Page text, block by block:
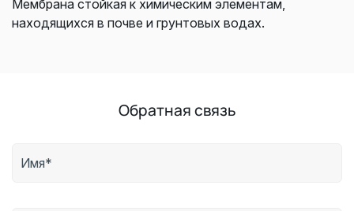
Мембрана стойкая к химическим элементам,
находящихся в почве и грунтовых водах.
Обратная связь